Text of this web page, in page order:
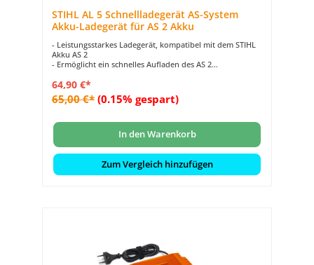
STIHL AL 5 Schnellladegerät AS-System
Akku-Ladegerät für AS 2 Akku
- Leistungsstarkes Ladegerät, kompatibel mit dem STIHL
Akku AS 2
- Ermöglicht ein schnelles Aufladen des AS 2
- Ordentliche Verstauung gewährleistet durch
Kabelaufwicklung mit Klettband
- Komfortable Handhabung dank optionaler
64,90 €*
65,00 €* (0.15% gespart)
In den Warenkorb
Zum Vergleich hinzufügen